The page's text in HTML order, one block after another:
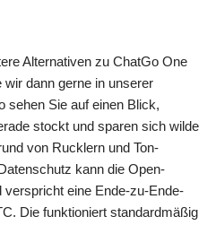
Alternativen zu ChatGo One
dann gerne in unserer
sehen Sie auf einen Blick,
stockt und sparen sich wilde
von Rucklern und Ton-
kann die Open-
eine Ende-zu-Ende-
Die funktioniert standardmäßig